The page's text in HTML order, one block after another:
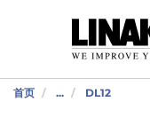
首页 ... DL12